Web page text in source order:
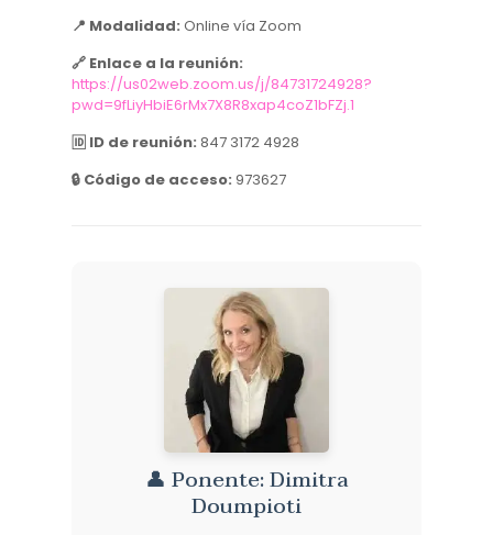
📍 Modalidad: Online vía Zoom
🔗 Enlace a la reunión:
https://us02web.zoom.us/j/84731724928?
pwd=9fLiyHbiE6rMx7X8R8xap4coZ1bFZj.1
🆔 ID de reunión: 847 3172 4928
🔒 Código de acceso: 973627
👤 Ponente: Dimitra
Doumpioti